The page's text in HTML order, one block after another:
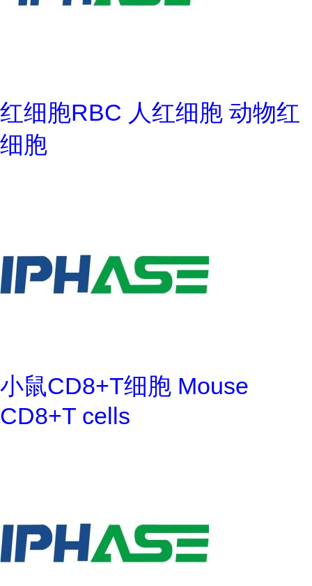
红细胞RBC 人红细胞 动物红
细胞
小鼠CD8+T细胞 Mouse
CD8+T cells